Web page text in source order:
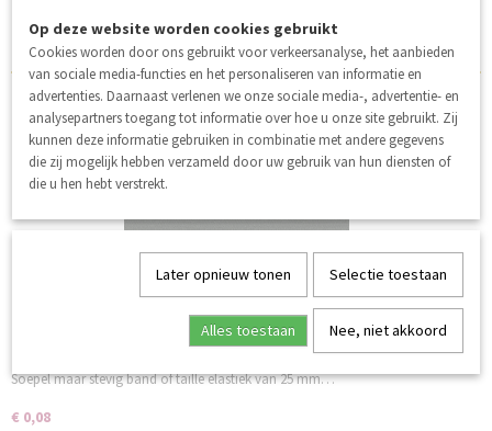
Soepel maar stevig band of taille elastiek van 25 mm…
€ 0,08
Op deze website worden cookies gebruikt
Cookies worden door ons gebruikt voor verkeersanalyse, het aanbieden
van sociale media-functies en het personaliseren van informatie en
advertenties. Daarnaast verlenen we onze sociale media-, advertentie- en
analysepartners toegang tot informatie over hoe u onze site gebruikt. Zij
kunnen deze informatie gebruiken in combinatie met andere gegevens
die zij mogelijk hebben verzameld door uw gebruik van hun diensten of
die u hen hebt verstrekt.
Later opnieuw tonen Selectie toestaan
Alles toestaan Nee, niet akkoord